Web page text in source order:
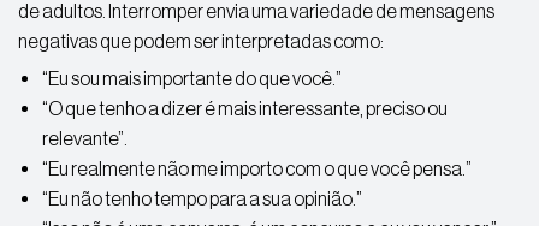
de adultos. Interromper envia uma variedade de mensagens
negativas que podem ser interpretadas como:
“Eu sou mais importante do que você.”
“O que tenho a dizer é mais interessante, preciso ou
relevante”.
“Eu realmente não me importo com o que você pensa.”
“Eu não tenho tempo para a sua opinião.”